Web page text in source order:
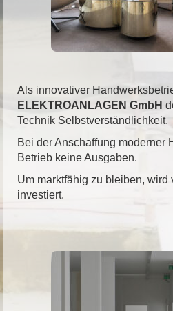
Als innovativer
ELEKTROANLAGEN GmbH
Technik Selbstverständlichkeit.
Bei der Anschaffung moderner
Betrieb keine Ausgaben.
Um marktfähig zu bleiben, wird
investiert.